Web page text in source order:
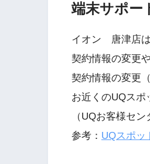
端末サポー
イオン 唐津店は
契約情報の変更
契約情報の変更
お近くのUQスポ
（UQお客様セ
参考： UQスポッ